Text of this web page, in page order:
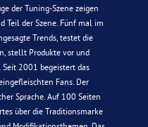
der Tuning-Szene zeigen
Teil der Szene. Fünf mal im
Trends, testet die
stellt Produkte vor und
Seit 2001 begeistert das
Fans. Der
Sprache. Auf 100 Seiten
über die Traditionsmarke